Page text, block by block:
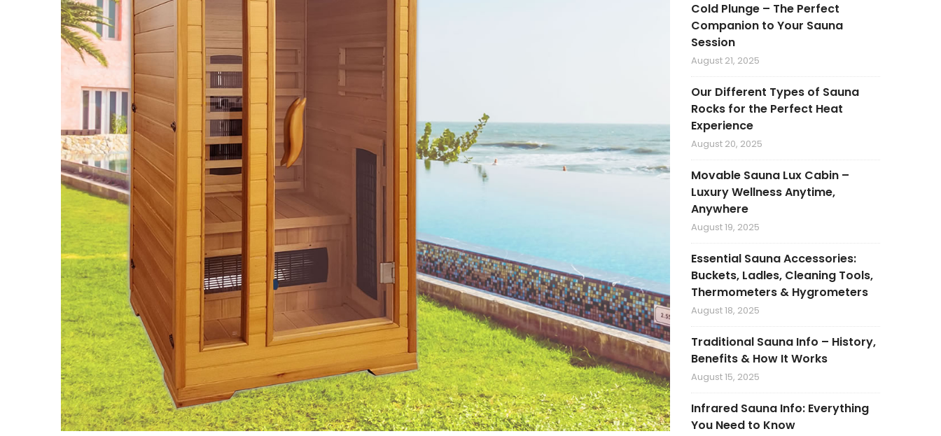
Cold Plunge – The Perfect
Companion to Your Sauna
Session
August 21, 2025
Our Different Types of Sauna
Rocks for the Perfect Heat
Experience
August 20, 2025
Movable Sauna Lux Cabin –
Luxury Wellness Anytime,
Anywhere
August 19, 2025
Essential Sauna Accessories:
Buckets, Ladles, Cleaning Tools,
Thermometers & Hygrometers
August 18, 2025
Traditional Sauna Info – History,
Benefits & How It Works
August 15, 2025
Infrared Sauna Info: Everything
You Need to Know